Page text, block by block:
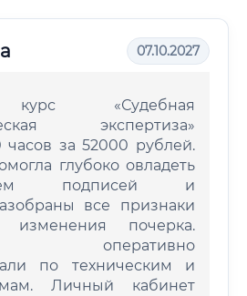
07.10.2027
«Судебная
экспертиза»
часов за 52000 рублей.
глубоко овладеть
подписей и
все признаки
изменения почерка.
оперативно
по техническим и
Личный кабинет